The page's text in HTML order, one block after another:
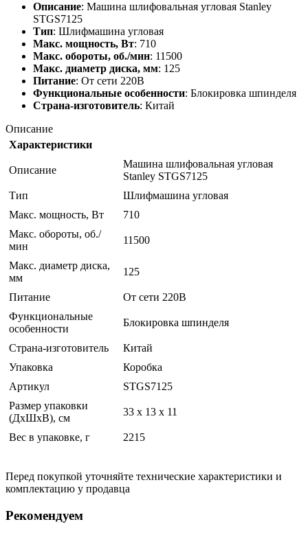
Описание: Машина шлифовальная угловая Stanley
STGS7125
Тип: Шлифмашина угловая
Макс. мощность, Вт: 710
Макс. обороты, об./мин: 11500
Макс. диаметр диска, мм: 125
Питание: От сети 220В
Функциональные особенности: Блокировка шпинделя
Страна-изготовитель: Китай
Описание
Характеристики
Описание
Машина шлифовальная угловая
Stanley STGS7125
Тип
Шлифмашина угловая
Макс. мощность, Вт
710
Макс. обороты, об./
мин
11500
Макс. диаметр диска,
мм
125
Питание
От сети 220В
Функциональные
особенности
Блокировка шпинделя
Страна-изготовитель
Китай
Упаковка
Коробка
Артикул
STGS7125
Размер упаковки
(ДхШхВ), см
33 x 13 x 11
Вес в упаковке, г 2215
Перед покупкой уточняйте технические характеристики и
комплектацию у продавца
Рекомендуем